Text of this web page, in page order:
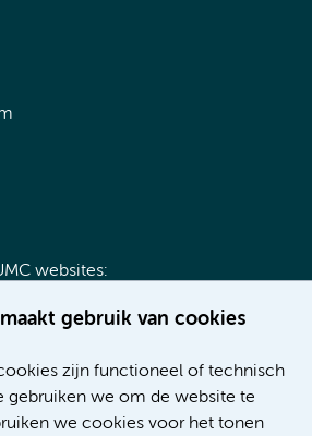
gebruik van cookies
zijn functioneel of technisch
gebruiken we om de website te
we cookies voor het tonen
websites:
UMC